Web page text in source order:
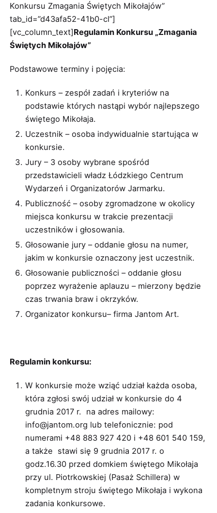
Konkursu Zmagania Świętych Mikołajów”
tab_id=”d43afa52-41b0-cl”]
[vc_column_text]Regulamin Konkursu „Zmagania
Świętych Mikołajów”
Podstawowe terminy i pojęcia:
Konkurs – zespół zadań i kryteriów na
podstawie których nastąpi wybór najlepszego
świętego Mikołaja.
Uczestnik – osoba indywidualnie startująca w
konkursie.
Jury – 3 osoby wybrane spośród
przedstawicieli władz Łódzkiego Centrum
Wydarzeń i Organizatorów Jarmarku.
Publiczność – osoby zgromadzone w okolicy
miejsca konkursu w trakcie prezentacji
uczestników i głosowania.
Głosowanie jury – oddanie głosu na numer,
jakim w konkursie oznaczony jest uczestnik.
Głosowanie publiczności – oddanie głosu
poprzez wyrażenie aplauzu – mierzony będzie
czas trwania braw i okrzyków.
Organizator konkursu– firma Jantom Art.
Regulamin konkursu:
W konkursie może wziąć udział każda osoba,
która zgłosi swój udział w konkursie do 4
grudnia 2017 r. na adres mailowy:
info@jantom.org lub telefonicznie: pod
numerami +48 883 927 420 i +48 601 540 159,
a także stawi się 9 grudnia 2017 r. o
godz.16.30 przed domkiem świętego Mikołaja
przy ul. Piotrkowskiej (Pasaż Schillera) w
kompletnym stroju świętego Mikołaja i wykona
zadania konkursowe.